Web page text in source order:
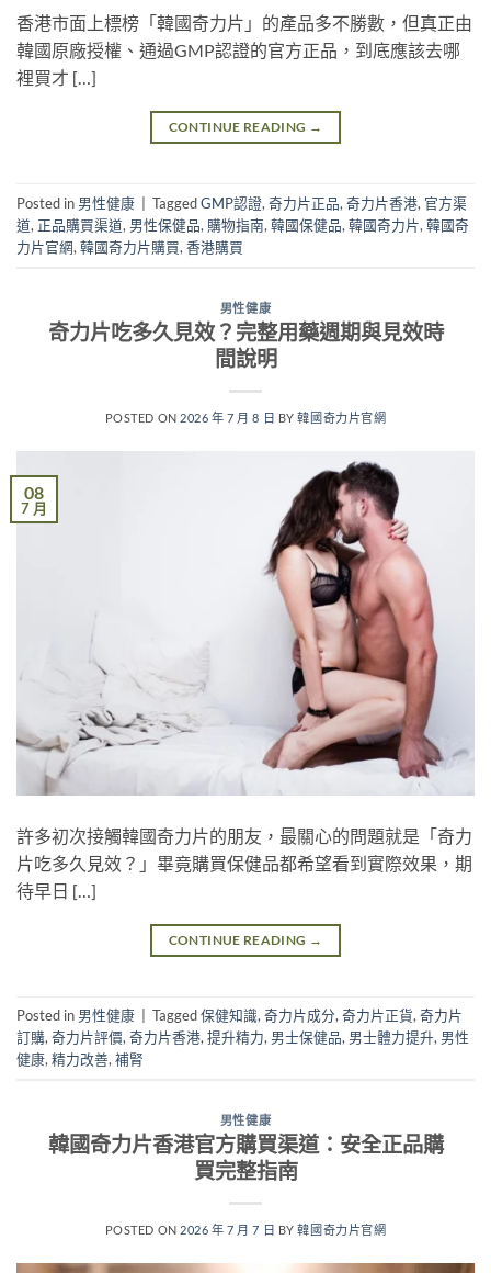
香港市面上標榜「韓國奇力片」的產品多不勝數，但真正由
韓國原廠授權、通過GMP認證的官方正品，到底應該去哪
裡買才 […]
CONTINUE READING →
Posted in 男性健康 TaggedGMP認證, 奇力片正品, 奇力片香港, 官方渠
道, 正品購買渠道, 男性保健品, 購物指南, 韓國保健品, 韓國奇力片, 韓國奇
力片官網, 韓國奇力片購買, 香港購買
男性健康
奇力片吃多久見效？完整用藥週期與見效時
間說明
POSTED ON 2026 年 7 月 8 日 BY韓國奇力片官網
08
7 月
許多初次接觸韓國奇力片的朋友，最關心的問題就是「奇力
片吃多久見效？」畢竟購買保健品都希望看到實際效果，期
待早日 […]
CONTINUE READING →
Posted in 男性健康 Tagged保健知識,奇力片成分,奇力片正貨,奇力片
訂購,奇力片評價,奇力片香港,提升精力, 男士保健品, 男士體力提升, 男性
健康,精力改善,補腎
男性健康
韓國奇力片香港官方購買渠道：安全正品購
買完整指南
POSTED ON 2026 年 7 月 7 日 BY韓國奇力片官網